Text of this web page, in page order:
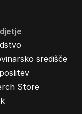
središče
Store